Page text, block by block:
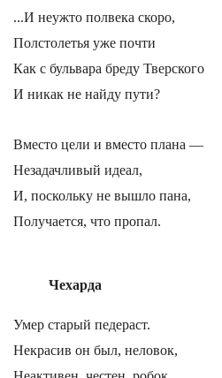
...И неужто полвека скоро,
Полстолетья уже почти
Как с бульвара бреду Тверского
И никак не найду пути?
Вместо цели и вместо плана —
Незадачливый идеал,
И, поскольку не вышло пана,
Получается, что пропал.
Чехарда
Умер старый педераст.
Некрасив он был, неловок,